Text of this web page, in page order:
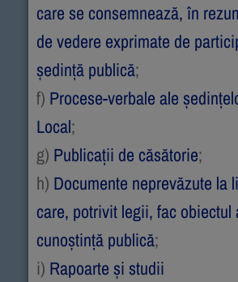
care se consemnează, în
de vedere exprimate de
şedinţă publică;
f) Procese-verbale ale
Local;
g) Publicaţii de căsătorie;
h) Documente neprevăzute la
care, potrivit legii, fac obiectul
cunoştinţă publică;
i) Rapoarte și studii